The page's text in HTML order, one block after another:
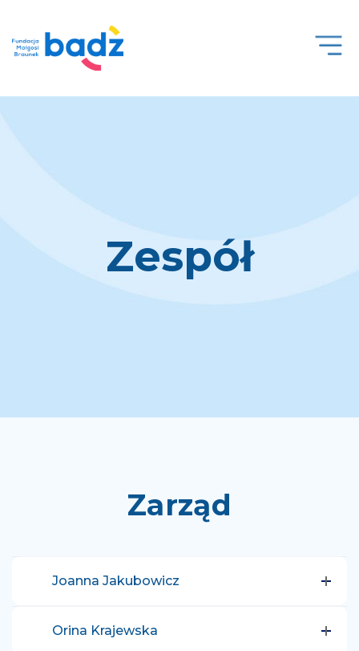
Open
Zespół
Zarząd
Joanna Jakubowicz
Orina Krajewska